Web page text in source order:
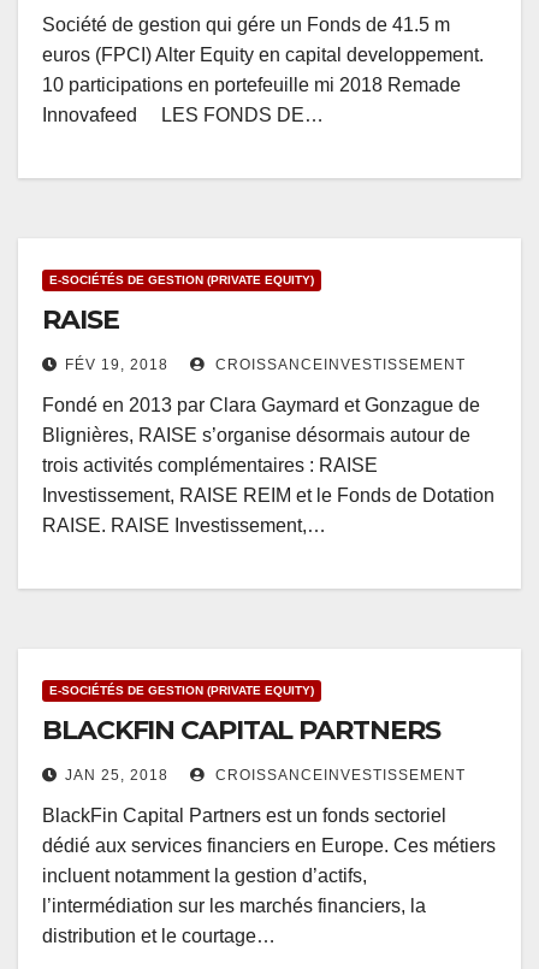
Société de gestion qui gére un Fonds de 41.5 m
euros (FPCI) Alter Equity en capital developpement.
10 participations en portefeuille mi 2018 Remade
Innovafeed LES FONDS DE…
E-SOCIÉTÉS DE GESTION (PRIVATE EQUITY)
RAISE
FÉV 19, 2018 CROISSANCEINVESTISSEMENT
Fondé en 2013 par Clara Gaymard et Gonzague de
Blignières, RAISE s’organise désormais autour de
trois activités complémentaires : RAISE
Investissement, RAISE REIM et le Fonds de Dotation
RAISE. RAISE Investissement,…
E-SOCIÉTÉS DE GESTION (PRIVATE EQUITY)
BLACKFIN CAPITAL PARTNERS
JAN 25, 2018 CROISSANCEINVESTISSEMENT
BlackFin Capital Partners est un fonds sectoriel
dédié aux services financiers en Europe. Ces métiers
incluent notamment la gestion d’actifs,
l’intermédiation sur les marchés financiers, la
distribution et le courtage…